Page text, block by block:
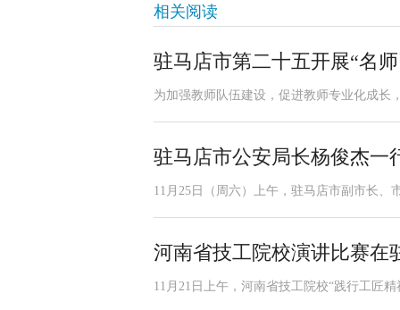
相关阅读
驻马店市第二十五开展“名
为加强教师队伍建设，促进教师专业化成长
驻马店市公安局长杨俊杰一
11月25日（周六）上午，驻马店市副市长
河南省技工院校演讲比赛在
11月21日上午，河南省技工院校“践行工匠